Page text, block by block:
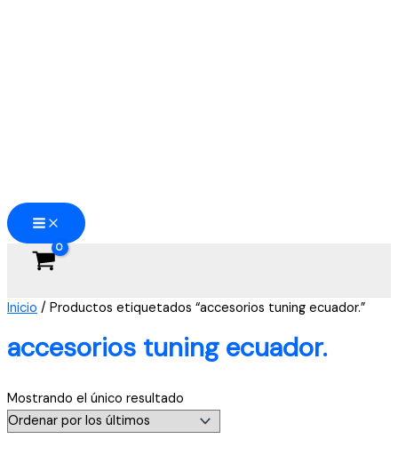
Inicio / Productos etiquetados “accesorios tuning ecuador.”
accesorios tuning ecuador.
Mostrando el único resultado